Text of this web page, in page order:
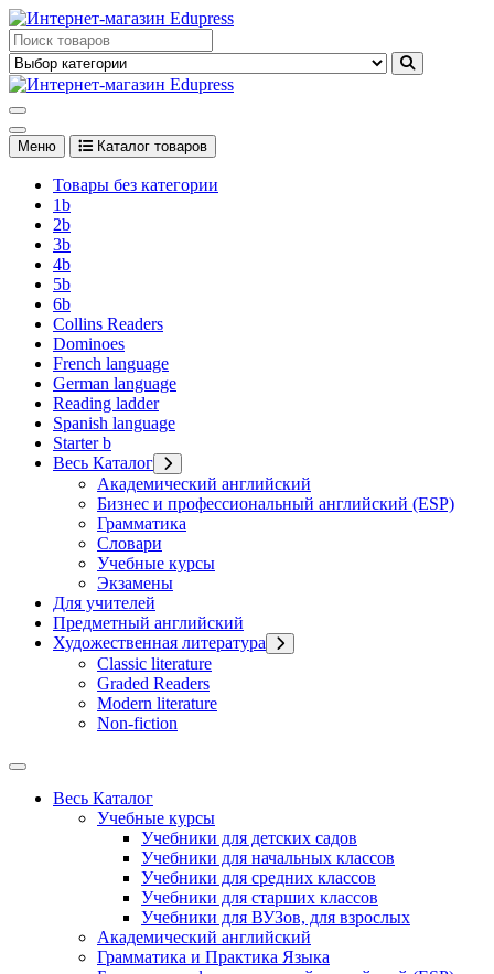
Перейти
к
содержимому
Edupress Uzbekistan, Edupress Узбекистан, книги, учебники на
английском языке
английском языке
Меню Каталог товаров
Товары без категории
1b
2b
3b
4b
5b
6b
Collins Readers
Dominoes
French language
German language
Reading ladder
Spanish language
Starter b
Весь Каталог
Академический английский
Бизнес и профессиональный английский (ESP)
Грамматика
Словари
Учебные курсы
Экзамены
Для учителей
Предметный английский
Художественная литература
Classic literature
Graded Readers
Modern literature
Non-fiction
Весь Каталог
Учебные курсы
Учебники для детских садов
Учебники для начальных классов
Учебники для средних классов
Учебники для старших классов
Учебники для ВУЗов, для взрослых
Академический английский
Грамматика и Практика Языка